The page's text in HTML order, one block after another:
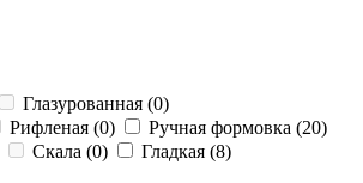
Глазурованная (0)
Рифленая (0) Ручная формовка (20)
Скала (0) Гладкая (8)